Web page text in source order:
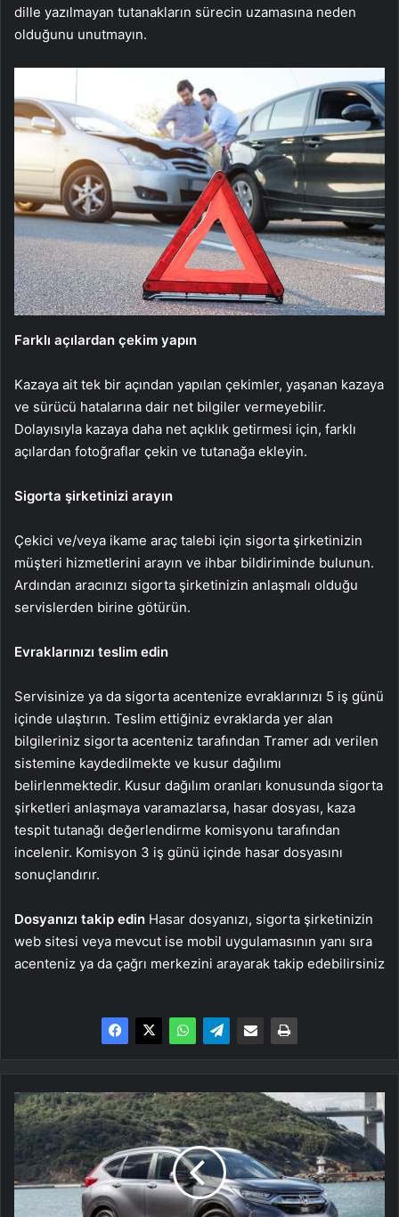
dille yazılmayan tutanakların sürecin uzamasına neden
olduğunu unutmayın.
Farklı açılardan çekim yapın
Kazaya ait tek bir açından yapılan çekimler, yaşanan kazaya
ve sürücü hatalarına dair net bilgiler vermeyebilir.
Dolayısıyla kazaya daha net açıklık getirmesi için, farklı
açılardan fotoğraflar çekin ve tutanağa ekleyin.
Sigorta şirketinizi arayın
Çekici ve/veya ikame araç talebi için sigorta şirketinizin
müşteri hizmetlerini arayın ve ihbar bildiriminde bulunun.
Ardından aracınızı sigorta şirketinizin anlaşmalı olduğu
servislerden birine götürün.
Evraklarınızı teslim edin
Servisinize ya da sigorta acentenize evraklarınızı 5 iş günü
içinde ulaştırın. Teslim ettiğiniz evraklarda yer alan
bilgileriniz sigorta acenteniz tarafından Tramer adı verilen
sistemine kaydedilmekte ve kusur dağılımı
belirlenmektedir. Kusur dağılım oranları konusunda sigorta
şirketleri anlaşmaya varamazlarsa, hasar dosyası, kaza
tespit tutanağı değerlendirme komisyonu tarafından
incelenir. Komisyon 3 iş günü içinde hasar dosyasını
sonuçlandırır.
Dosyanızı takip edin Hasar dosyanızı, sigorta şirketinizin
web sitesi veya mevcut ise mobil uygulamasının yanı sıra
acenteniz ya da çağrı merkezini arayarak takip edebilirsiniz
Honda
Civic
ve
modellerinde